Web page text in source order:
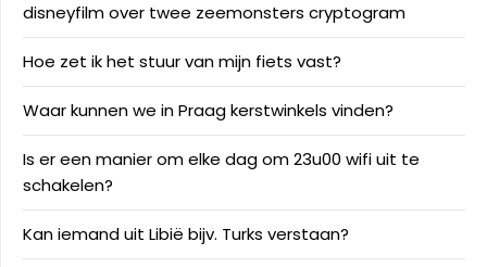
disneyfilm over twee zeemonsters cryptogram
Hoe zet ik het stuur van mijn fiets vast?
Waar kunnen we in Praag kerstwinkels vinden?
Is er een manier om elke dag om 23u00 wifi uit te
schakelen?
Kan iemand uit Libië bijv. Turks verstaan?